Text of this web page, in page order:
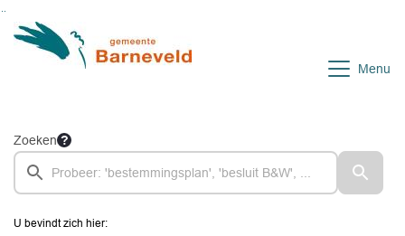
Ga naar de inhoud van deze pagina
Ga naar het zoeken
Ga naar het menu
Menu
Zoeken
U bevindt zich hier: